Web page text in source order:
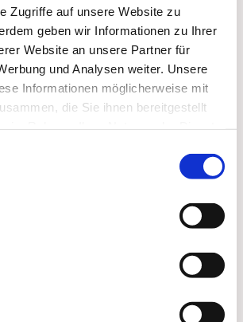
Zugriffe auf unsere Website zu
geben wir Informationen zu Ihrer
Website an unsere Partner für
und Analysen weiter. Unsere
Informationen möglicherweise mit
die Sie ihnen bereitgestellt